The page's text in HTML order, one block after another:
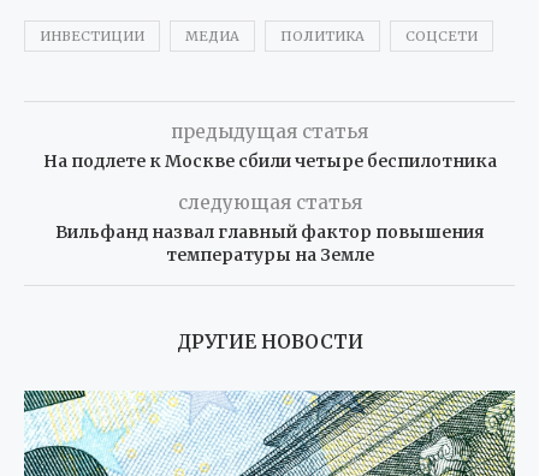
ИНВЕСТИЦИИ МЕДИА ПОЛИТИКА СОЦСЕТИ
предыдущая статья
На подлете к Москве сбили четыре беспилотника
следующая статья
Вильфанд назвал главный фактор повышения
температуры на Земле
ДРУГИЕ НОВОСТИ